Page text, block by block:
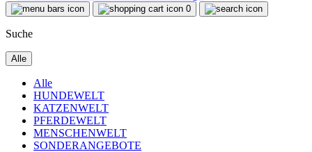
0
Suche
Alle
Alle
HUNDEWELT
KATZENWELT
PFERDEWELT
MENSCHENWELT
SONDERANGEBOTE